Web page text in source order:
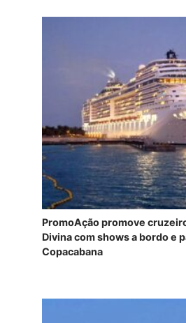
PromoAção promove
Divina com shows a bordo e
Copacabana